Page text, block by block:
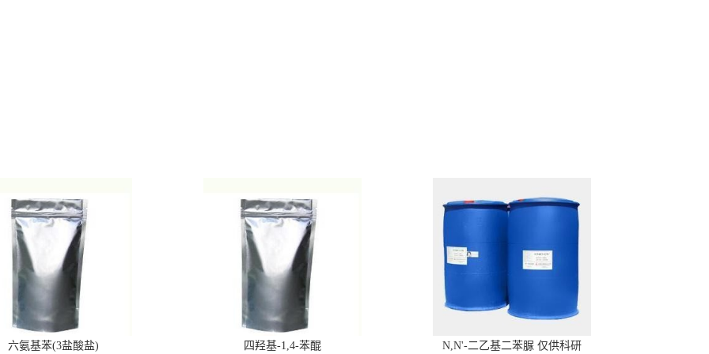
六氨基苯(3盐酸盐) 四羟基-1,4-苯醌 N,N'-二乙基二苯脲 仅供科研